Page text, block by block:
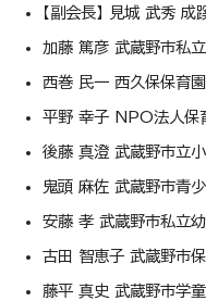
【副会長】 見城 武秀
加藤 篤彦 武蔵野市私
西巻 民一 西久保保育
平野 幸子 NPO法人保
後藤 真澄 武蔵野市立
鬼頭 麻佐 武蔵野市青
安藤 孝 武蔵野市私立
古田 智恵子 武蔵野市
藤平 真史 武蔵野市学